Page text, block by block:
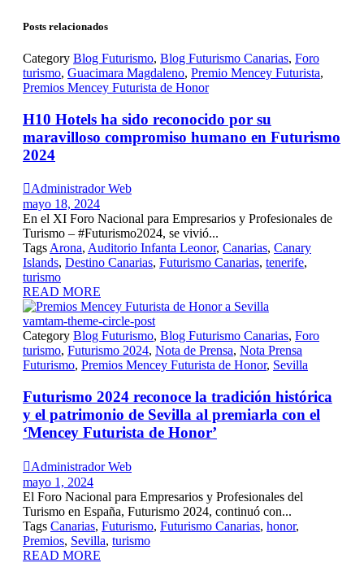
Posts relacionados
Category Blog Futurismo, Blog Futurismo Canarias, Foro
turismo, Guacimara Magdaleno, Premio Mencey Futurista,
Premios Mencey Futurista de Honor
H10 Hotels ha sido reconocido por su
maravilloso compromiso humano en Futurismo
2024
Administrador Web
mayo 18, 2024
En el XI Foro Nacional para Empresarios y Profesionales de
Turismo – #Futurismo2024, se vivió...
Tags Arona, Auditorio Infanta Leonor, Canarias, Canary
Islands, Destino Canarias, Futurismo Canarias, tenerife,
turismo
READ MORE
vamtam-theme-circle-post
Category Blog Futurismo, Blog Futurismo Canarias, Foro
turismo, Futurismo 2024, Nota de Prensa, Nota Prensa
Futurismo, Premios Mencey Futurista de Honor, Sevilla
Futurismo 2024 reconoce la tradición histórica
y el patrimonio de Sevilla al premiarla con el
‘Mencey Futurista de Honor’
Administrador Web
mayo 1, 2024
El Foro Nacional para Empresarios y Profesionales del
Turismo en España, Futurismo 2024, continuó con...
Tags Canarias, Futurismo, Futurismo Canarias, honor,
Premios, Sevilla, turismo
READ MORE